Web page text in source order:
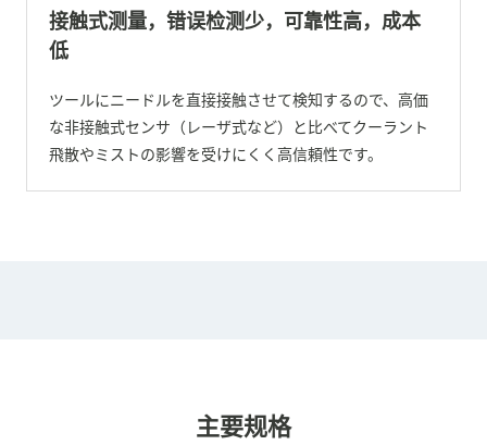
接触式测量，错误检测少，可靠性高，成本
低
ツールにニードルを直接接触させて検知するので、高価
な非接触式センサ（レーザ式など）と比べてクーラント
飛散やミストの影響を受けにくく高信頼性です。
主要规格